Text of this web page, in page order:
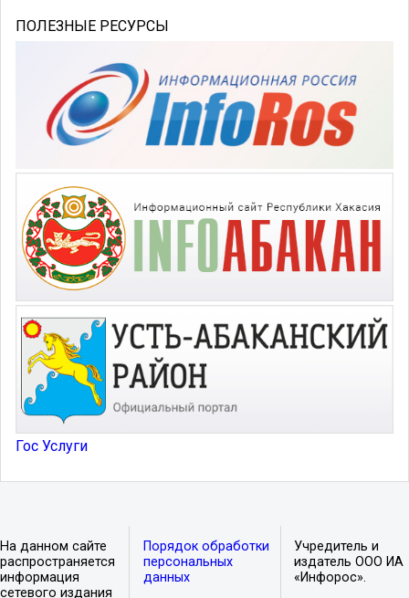
ПОЛЕЗНЫЕ РЕСУРСЫ
Гос Услуги
На данном сайте
распространяется
информация
сетевого издания
Порядок обработки
персональных
данных
Учредитель и
издатель ООО ИА
«Инфорос».